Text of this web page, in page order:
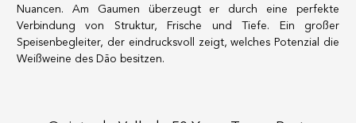
Nuancen. Am Gaumen überzeugt er durch eine perfekte
Verbindung von Struktur, Frische und Tiefe. Ein großer
Speisenbegleiter, der eindrucksvoll zeigt, welches Potenzial die
Weißweine des Dão besitzen.